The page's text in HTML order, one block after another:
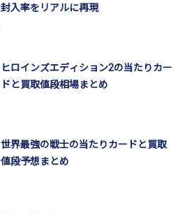
封入率をリアルに再現
ヒロインズエディション2の当たりカー
ドと買取値段相場まとめ
世界最強の戦士の当たりカードと買取
値段予想まとめ